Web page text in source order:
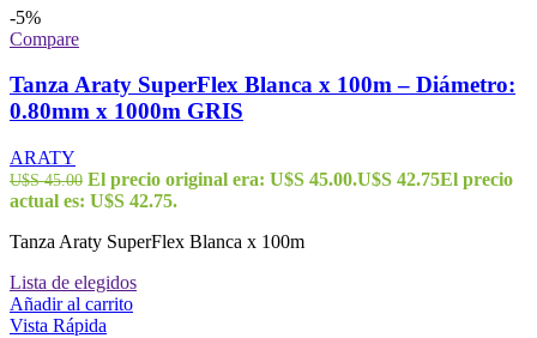
-5%
Compare
Tanza Araty SuperFlex Blanca x 100m – Diámetro:
0.80mm x 1000m GRIS
ARATY
U$S45.00 El precio original era: U$S 45.00.U$S 42.75El precio
actual es: U$S 42.75.
Tanza Araty SuperFlex Blanca x 100m
Lista de elegidos
Añadir al carrito
Vista Rápida